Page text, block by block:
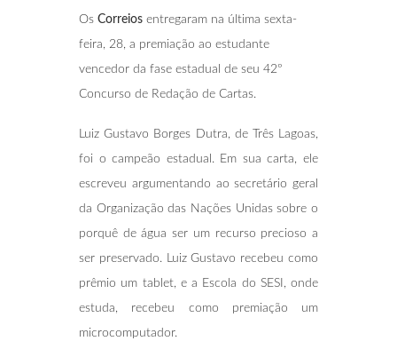
Os Correios entregaram na última sexta-
feira, 28, a premiação ao estudante
vencedor da fase estadual de seu 42º
Concurso de Redação de Cartas.
Luiz Gustavo Borges Dutra, de Três Lagoas,
foi o campeão estadual. Em sua carta, ele
escreveu argumentando ao secretário geral
da Organização das Nações Unidas sobre o
porquê de água ser um recurso precioso a
ser preservado. Luiz Gustavo recebeu como
prêmio um tablet, e a Escola do SESI, onde
estuda, recebeu como premiação um
microcomputador.